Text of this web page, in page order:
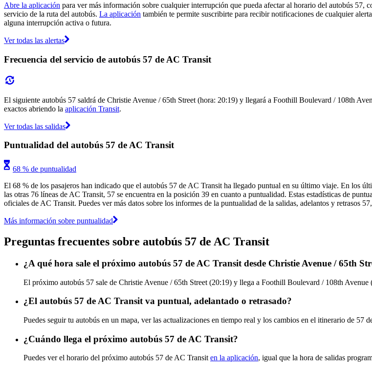
Abre la aplicación para ver más información sobre cualquier interrupción que pueda afectar al horario del autobús 57,
servicio de la ruta del autobús. La aplicación también te permite suscribirte para recibir notificaciones de cualquier
alguna interrupción activa o futura.
Ver todas las alertas
Frecuencia del servicio de autobús 57 de AC Transit
El siguiente autobús 57 saldrá de Christie Avenue / 65th Street (hora: 20:19) y llegará a Foothill Boulevard / 108th
exactos abriendo la aplicación Transit.
Ver todas las salidas
Puntualidad del autobús 57 de AC Transit
68 % de puntualidad
El 68 % de los pasajeros han indicado que el autobús 57 de AC Transit ha llegado puntual en su último viaje. En los
las otras 76 líneas de AC Transit, 57 se encuentra en la posición 39 en cuanto a puntualidad. Estas estadísticas de
oficiales de AC Transit. Puedes ver más datos sobre los informes de la puntualidad de la salidas, adelantos y retrasos
Más información sobre puntualidad
Preguntas frecuentes sobre autobús 57 de AC Transit
¿A qué hora sale el próximo autobús 57 de AC Transit desde Christie Avenue / 65th
El próximo autobús 57 sale de Christie Avenue / 65th Street (20:19) y llega a Foothill Boulevard / 108th
¿El autobús 57 de AC Transit va puntual, adelantado o retrasado?
Puedes seguir tu autobús en un mapa, ver las actualizaciones en tiempo real y los cambios en el itinerario de 57
¿Cuándo llega el próximo autobús 57 de AC Transit?
Puedes ver el horario del próximo autobús 57 de AC Transit en la aplicación, igual que la hora de salidas